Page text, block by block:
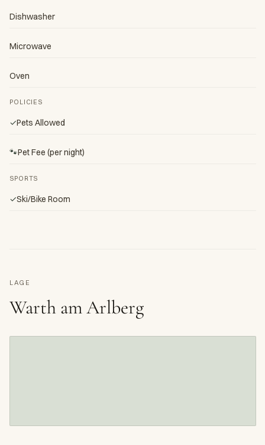
Dishwasher
Microwave
Oven
POLICIES
✓Pets Allowed
🐾Pet Fee (per night)
SPORTS
✓Ski/Bike Room
LAGE
Warth am Arlberg